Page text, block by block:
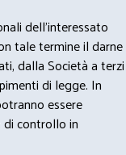
dell’interessato
tale termine il darne
dalla Società a terzi
di legge. In
essere
controllo in